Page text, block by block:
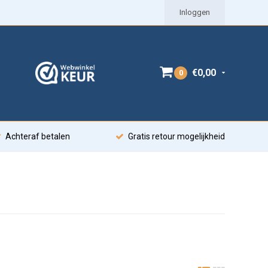
Inloggen
0 €0,00
Achteraf betalen Gratis retour mogelijkheid